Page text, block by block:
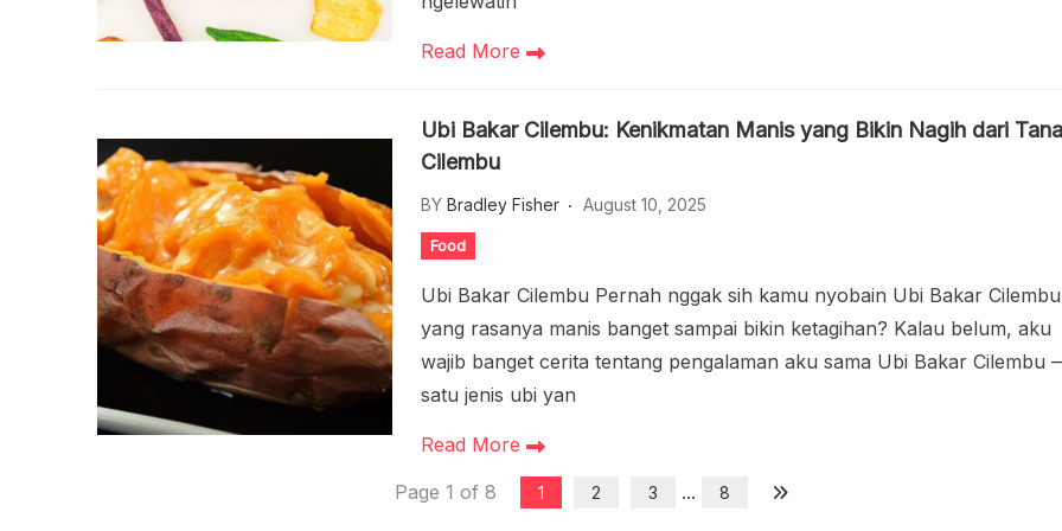
Read More
Ubi Bakar Cilembu: Kenikmatan Manis yang Bikin Nagih dari
Cilembu
BY Bradley Fisher August 10, 2025
Food
Ubi Bakar Cilembu Pernah nggak sih kamu nyobain Ubi Bakar Cilembu
yang rasanya manis banget sampai bikin ketagihan? Kalau belum, aku
wajib banget cerita tentang pengalaman aku sama Ubi Bakar Cilembu
satu jenis ubi yan
Read More
Page 1 of 8
1 2 3 ... 8